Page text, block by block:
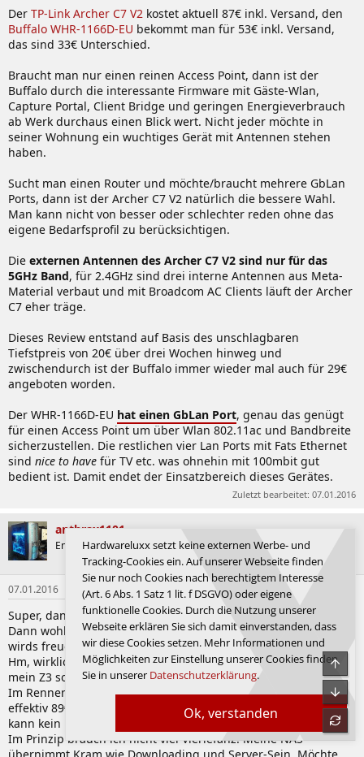
Der TP-Link Archer C7 V2 kostet aktuell 87€ inkl. Versand, den
Buffalo WHR-1166D-EU bekommt man für 53€ inkl. Versand,
das sind 33€ Unterschied.
Braucht man nur einen reinen Access Point, dann ist der
Buffalo durch die interessante Firmware mit Gäste-Wlan,
Capture Portal, Client Bridge und geringen Energieverbrauch
ab Werk durchaus einen Blick wert. Nicht jeder möchte in
seiner Wohnung ein wuchtiges Gerät mit Antennen stehen
haben.
Sucht man einen Router und möchte/braucht mehrere GbLan
Ports, dann ist der Archer C7 V2 natürlich die bessere Wahl.
Man kann nicht von besser oder schlechter reden ohne das
eigene Bedarfsprofil zu berücksichtigen.
Die externen Antennen des Archer C7 V2 sind nur für das
5GHz Band, für 2.4GHz sind drei interne Antennen aus Meta-
Material verbaut und mit Broadcom AC Clients läuft der Archer
C7 eher träge.
Dieses Review entstand auf Basis des unschlagbaren
Tiefstpreis von 20€ über drei Wochen hinweg und
zwischendurch ist der Buffalo immer wieder mal auch für 29€
angeboten worden.
Der WHR-1166D-EU hat einen GbLan Port, genau das genügt
für einen Access Point um über Wlan 802.11ac und Bandbreite
sicherzustellen. Die restlichen vier Lan Ports mit Fats Ethernet
sind nice to have für TV etc. was ohnehin mit 100mbit gut
bedient ist. Damit endet der Einsatzbereich dieses Gerätes.
Zuletzt bearbeitet: 07.01.2016
anthrax1101
Enthusiast
07.01.2016
Super, danke für die Antwort.
Dann wohl doch eher einen mit Gigabit LAN, meine DS212j
wirds freuen.
Hm, wirklich viele 5Ghz Hardware hab ich hier gar nicht, nur
mein Z3 soweit ich weiß.
Im Rennen ist jetzt noch der ASUS RT-AC66U, den es gerade für
effektiv 89€ gibt. Hat einen recht hohen Stromverbrauch und
kann kein DFS (Der TP-Link dafür?).
Im Prinzip brauch ich nicht viel Vierlefanz. Meine NAS
Ok, verstanden
Hardwareluxx setzt keine externen Werbe- und
Tracking-Cookies ein. Auf unserer Webseite finden
Sie nur noch Cookies nach berechtigtem Interesse
(Art. 6 Abs. 1 Satz 1 lit. f DSGVO) oder eigene
funktionelle Cookies. Durch die Nutzung unserer
Webseite erklären Sie sich damit einverstanden, dass
wir diese Cookies setzen. Mehr Informationen und
Möglichkeiten zur Einstellung unserer Cookies finden
Sie in unserer Datenschutzerklärung.